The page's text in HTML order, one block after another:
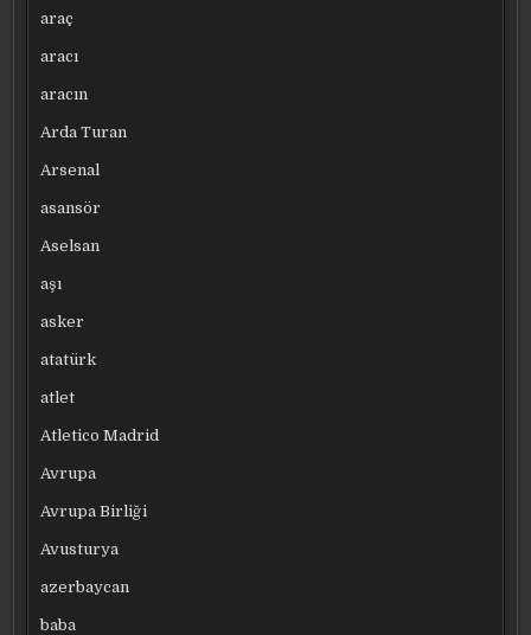
araç
aracı
aracın
Arda Turan
Arsenal
asansör
Aselsan
aşı
asker
atatürk
atlet
Atletico Madrid
Avrupa
Avrupa Birliği
Avusturya
azerbaycan
baba